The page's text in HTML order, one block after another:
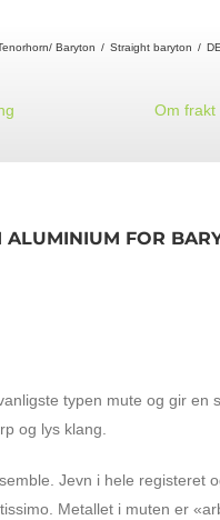
Baryton Straight baryton
Om frakt
ALUMINIUM FOR
typen mute og gir en
og lys klang.
Jevn i hele registeret
Metallet i muten er